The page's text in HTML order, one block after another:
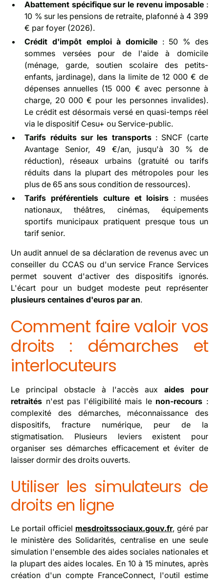
Abattement spécifique sur le revenu imposable :
10 % sur les pensions de retraite, plafonné à 4 399
€ par foyer (2026).
Crédit d'impôt emploi à domicile : 50 % des
sommes versées pour de l'aide à domicile
(ménage, garde, soutien scolaire des petits-
enfants, jardinage), dans la limite de 12 000 € de
dépenses annuelles (15 000 € avec personne à
charge, 20 000 € pour les personnes invalides).
Le crédit est désormais versé en quasi-temps réel
via le dispositif Cesu+ ou Service-public.
Tarifs réduits sur les transports: SNCF (carte
Avantage Senior, 49 €/an, jusqu'à 30 % de
réduction), réseaux urbains (gratuité ou tarifs
réduits dans la plupart des métropoles pour les
plus de 65 ans sous condition de ressources).
Tarifs préférentiels culture et loisirs : musées
nationaux, théâtres, cinémas, équipements
sportifs municipaux pratiquent presque tous un
tarif senior.
Un audit annuel de sa déclaration de revenus avec un
conseiller du CCAS ou d'un service France Services
permet souvent d'activer des dispositifs ignorés.
L'écart pour un budget modeste peut représenter
plusieurs centaines d'euros par an.
Comment faire valoir vos
droits : démarches et
interlocuteurs
Le principal obstacle à l'accès aux aides pour
retraités n'est pas l'éligibilité mais le non-recours :
complexité des démarches, méconnaissance des
dispositifs, fracture numérique, peur de la
stigmatisation. Plusieurs leviers existent pour
organiser ses démarches efficacement et éviter de
laisser dormir des droits ouverts.
Utiliser les simulateurs de
droits en ligne
Le portail officiel mesdroitssociaux.gouv.fr, géré par
le ministère des Solidarités, centralise en une seule
simulation l'ensemble des aides sociales nationales et
la plupart des aides locales. En 10 à 15 minutes, après
création d'un compte FranceConnect, l'outil estime